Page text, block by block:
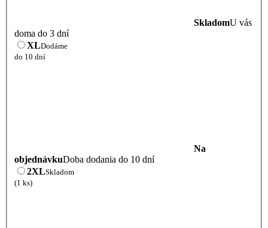
SkladomU vás
doma do 3 dní
XLDodáme
do 10 dní
Na
objednávkuDoba dodania do 10 dní
2XLSkladom
(1 ks)